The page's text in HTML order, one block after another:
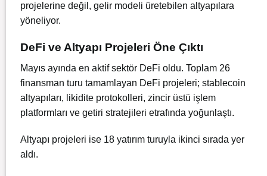
projelerine değil, gelir modeli üretebilen altyapılara
yöneliyor.
DeFi ve Altyapı Projeleri Öne Çıktı
Mayıs ayında en aktif sektör DeFi oldu. Toplam 26
finansman turu tamamlayan DeFi projeleri; stablecoin
altyapıları, likidite protokolleri, zincir üstü işlem
platformları ve getiri stratejileri etrafında yoğunlaştı.
Altyapı projeleri ise 18 yatırım turuyla ikinci sırada yer
aldı.